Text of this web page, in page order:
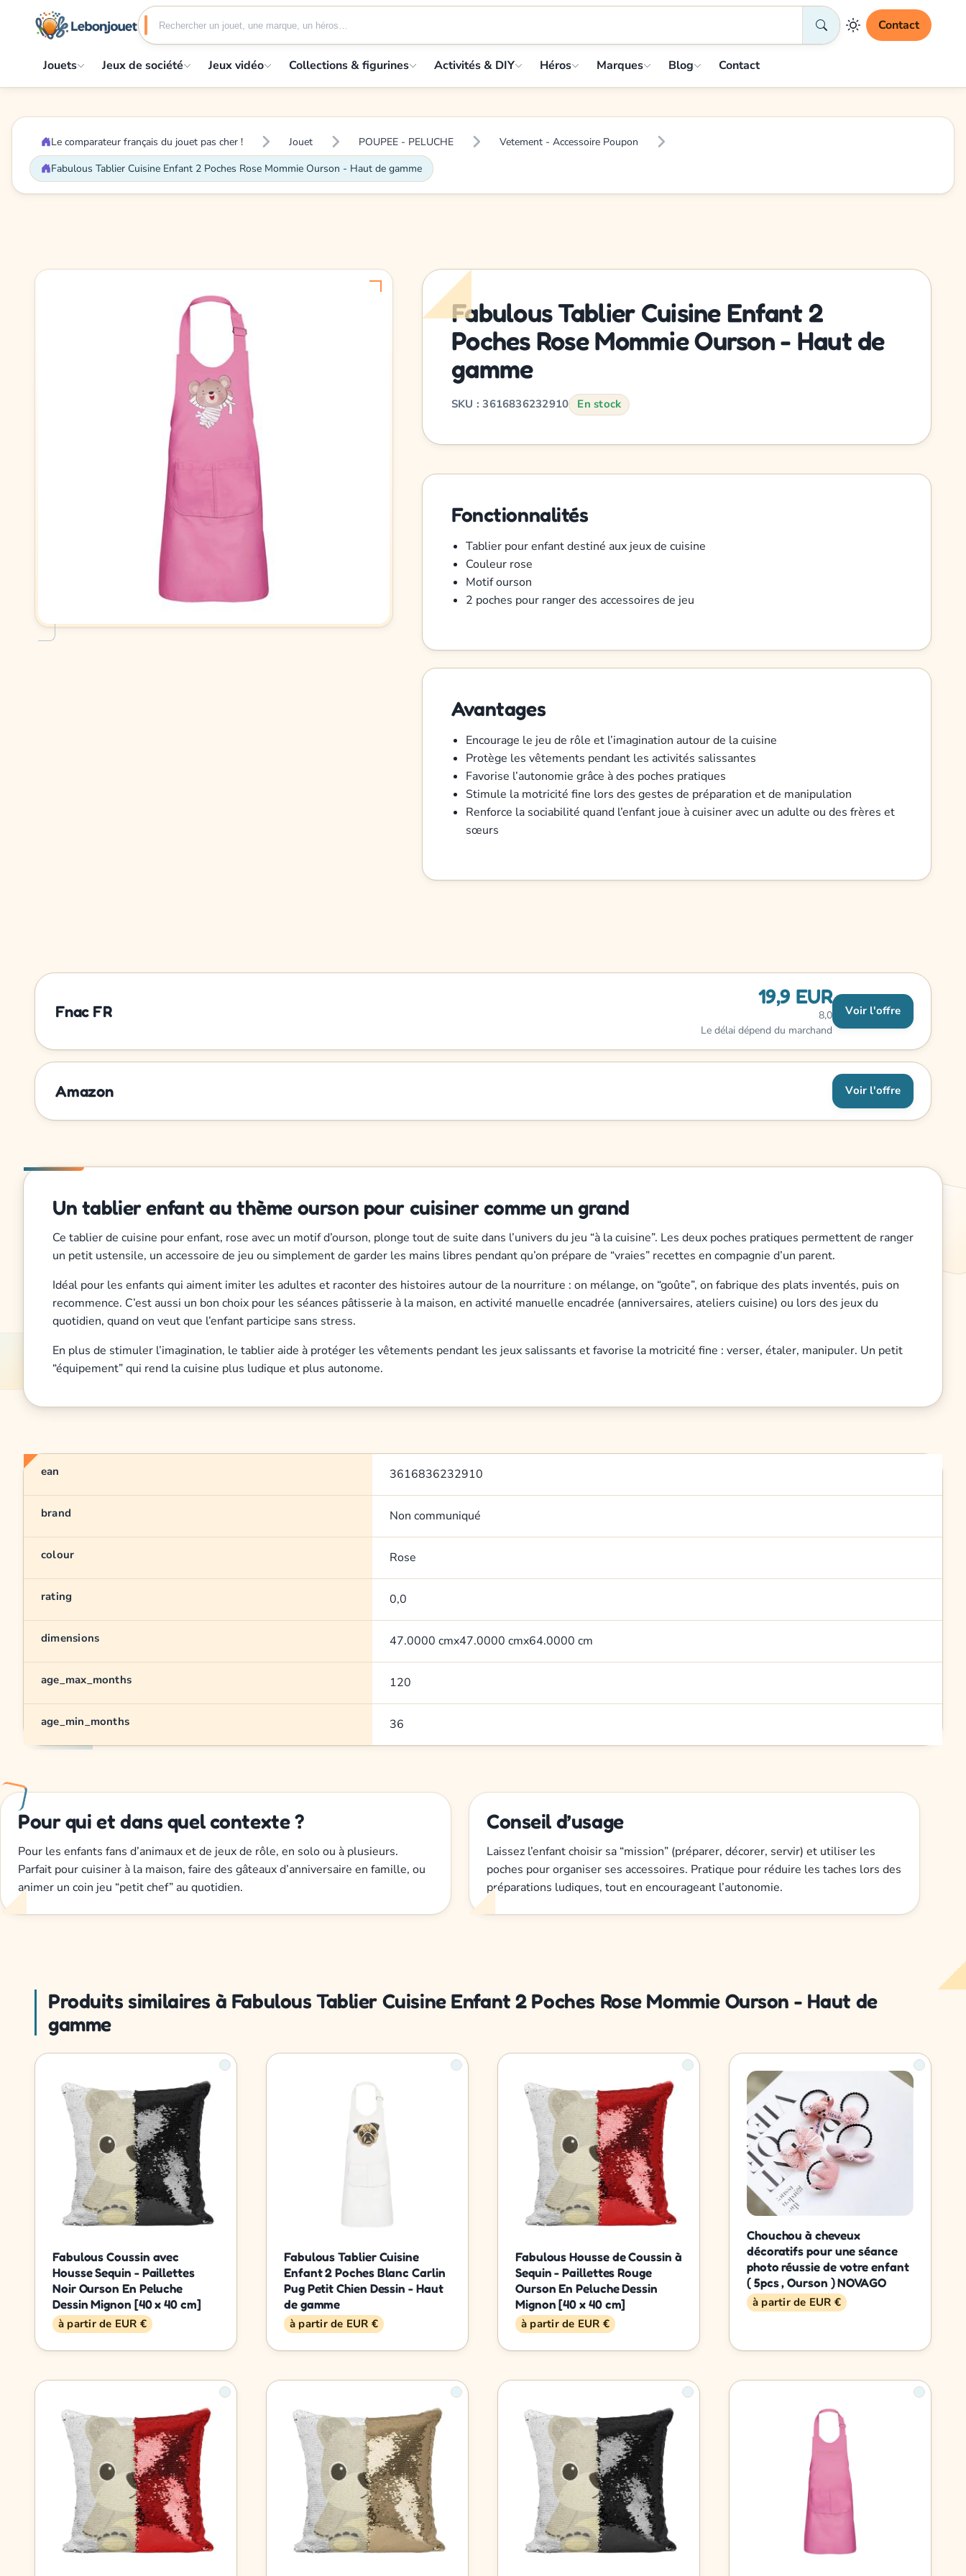
Contact
Jouets Jeux de société Jeux vidéo Collections & figurines Activités & DIY Héros Marques Blog Contact
Le comparateur français du jouet pas cher ! Jouet POUPEE - PELUCHE
Vetement - Accessoire Poupon
Fabulous Tablier Cuisine Enfant 2 Poches Rose Mommie Ourson - Haut de gamme
Fabulous Tablier Cuisine Enfant 2
Poches Rose Mommie Ourson - Haut de
gamme
SKU : 3616836232910 En stock
Fonctionnalités
Tablier pour enfant destiné aux jeux de cuisine
Couleur rose
Motif ourson
2 poches pour ranger des accessoires de jeu
Avantages
Encourage le jeu de rôle et l’imagination autour de la cuisine
Protège les vêtements pendant les activités salissantes
Favorise l’autonomie grâce à des poches pratiques
Stimule la motricité fine lors des gestes de préparation et de manipulation
Renforce la sociabilité quand l’enfant joue à cuisiner avec un adulte ou des frères et
sœurs
Fnac FR
19,9 EUR
8,0
Le délai dépend du marchand
Voir l'offre
Amazon Voir l'offre
Un tablier enfant au thème ourson pour cuisiner comme un grand
Ce tablier de cuisine pour enfant, rose avec un motif d’ourson, plonge tout de suite dans l’univers du jeu “à la cuisine”. Les deux poches pratiques permettent de ranger
un petit ustensile, un accessoire de jeu ou simplement de garder les mains libres pendant qu’on prépare de “vraies” recettes en compagnie d’un parent.
Idéal pour les enfants qui aiment imiter les adultes et raconter des histoires autour de la nourriture : on mélange, on “goûte”, on fabrique des plats inventés, puis on
recommence. C’est aussi un bon choix pour les séances pâtisserie à la maison, en activité manuelle encadrée (anniversaires, ateliers cuisine) ou lors des jeux du
quotidien, quand on veut que l’enfant participe sans stress.
En plus de stimuler l’imagination, le tablier aide à protéger les vêtements pendant les jeux salissants et favorise la motricité fine : verser, étaler, manipuler. Un petit
“équipement” qui rend la cuisine plus ludique et plus autonome.
ean 3616836232910
brand Non communiqué
colour Rose
rating 0,0
dimensions 47.0000 cmx47.0000 cmx64.0000 cm
age_max_months 120
age_min_months 36
Pour qui et dans quel contexte ?
Pour les enfants fans d’animaux et de jeux de rôle, en solo ou à plusieurs.
Parfait pour cuisiner à la maison, faire des gâteaux d’anniversaire en famille, ou
animer un coin jeu “petit chef” au quotidien.
Conseil d’usage
Laissez l’enfant choisir sa “mission” (préparer, décorer, servir) et utiliser les
poches pour organiser ses accessoires. Pratique pour réduire les taches lors des
préparations ludiques, tout en encourageant l’autonomie.
Produits similaires à Fabulous Tablier Cuisine Enfant 2 Poches Rose Mommie Ourson - Haut de
gamme
Fabulous Coussin avec
Housse Sequin - Paillettes
Noir Ourson En Peluche
Dessin Mignon [40 x 40 cm]
à partir de EUR €
Fabulous Tablier Cuisine
Enfant 2 Poches Blanc Carlin
Pug Petit Chien Dessin - Haut
de gamme
à partir de EUR €
Fabulous Housse de Coussin à
Sequin - Paillettes Rouge
Ourson En Peluche Dessin
Mignon [40 x 40 cm]
à partir de EUR €
Chouchou à cheveux
décoratifs pour une séance
photo réussie de votre enfant
( 5pcs , Ourson ) NOVAGO
à partir de EUR €